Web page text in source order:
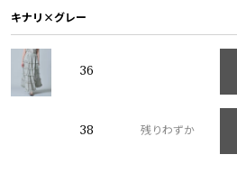
キナリ×グレー
36
38 残りわずか